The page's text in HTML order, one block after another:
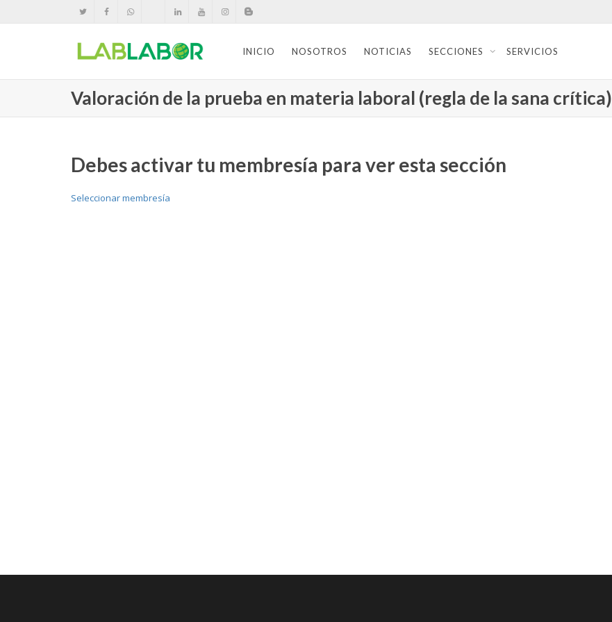
INICIO NOSOTROS NOTICIAS SECCIONES SERVICIOS
Valoración de la prueba en materia laboral (regla de la sana crítica)
Debes activar tu membresía para ver esta sección
Seleccionar membresía